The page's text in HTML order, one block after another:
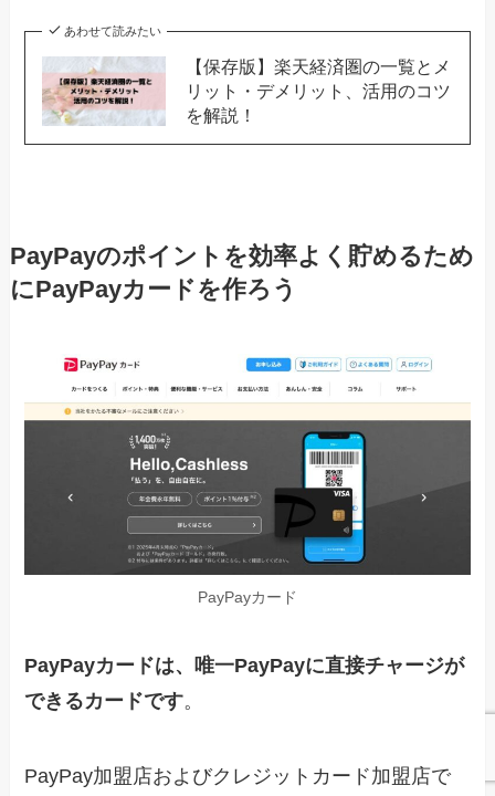
あわせて読みたい
【保存版】楽天経済圏の一覧とメ
リット・デメリット、活用のコツ
を解説！
PayPayのポイントを効率よく貯めるため
にPayPayカードを作ろう
PayPayカード
PayPayカードは、唯一PayPayに直接チャージが
できるカードです。
PayPay加盟店およびクレジットカード加盟店で